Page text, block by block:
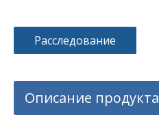
Расследование
Описание продукта